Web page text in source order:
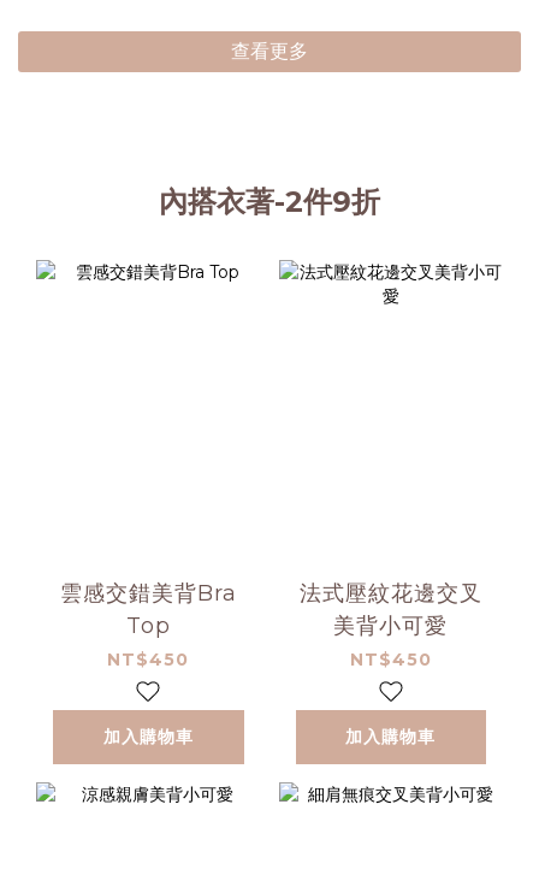
查看更多
內搭衣著-2件9折
雲感交錯美背Bra
Top
NT$450
加入購物車
法式壓紋花邊交叉
美背小可愛
NT$450
加入購物車